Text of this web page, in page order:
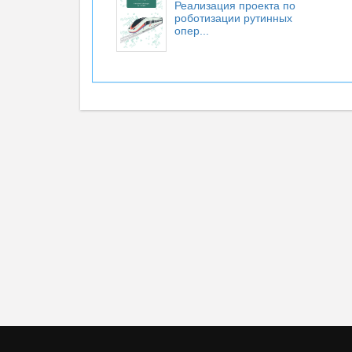
Реализация проекта по
роботизации рутинных
опер...